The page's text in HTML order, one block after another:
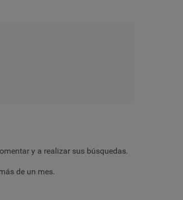
y a realizar sus búsquedas.
de un mes.